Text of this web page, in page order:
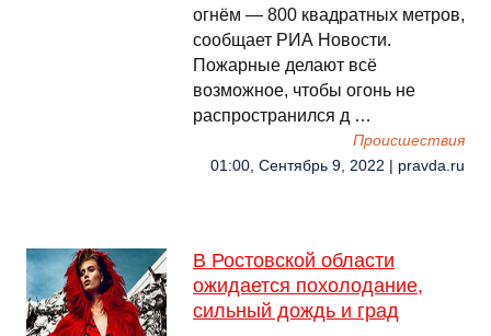
огнём — 800 квадратных метров,
сообщает РИА Новости.
Пожарные делают всё
возможное, чтобы огонь не
распространился д …
Происшествия
01:00, Сентябрь 9, 2022 | pravda.ru
В Ростовской области
ожидается похолодание,
сильный дождь и град